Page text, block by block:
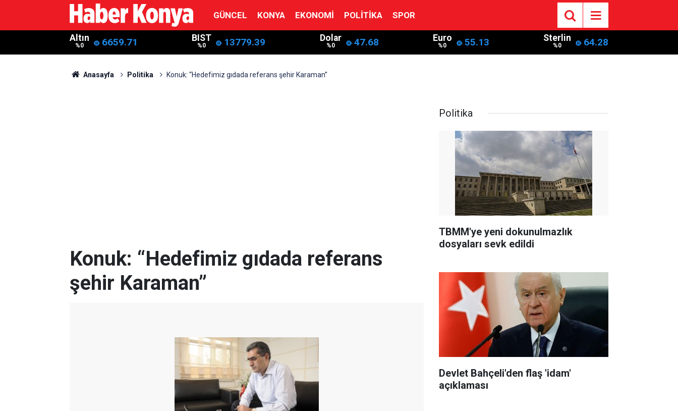
GÜNCEL KONYA EKONOMI POLITIKA SPOR
Altın
%0 6659.71 BIST
%0 13779.39 Dolar
%0 47.68 Euro
%0 55.13 Sterlin
%0 64.28
Anasayfa Politika Konuk: “Hedefimiz gıdada referans şehir Karaman”
Konuk: “Hedefimiz gıdada referans
şehir Karaman”
Politika
TBMM'ye yeni dokunulmazlık
dosyaları sevk edildi
Devlet Bahçeli'den flaş 'idam'
açıklaması